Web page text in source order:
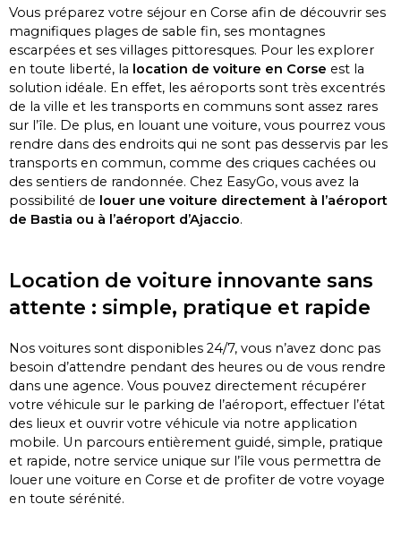
Vous préparez votre séjour en Corse afin de découvrir ses
magnifiques plages de sable fin, ses montagnes
escarpées et ses villages pittoresques. Pour les explorer
en toute liberté, la location de voiture en Corse est la
solution idéale. En effet, les aéroports sont très excentrés
de la ville et les transports en communs sont assez rares
sur l’île. De plus, en louant une voiture, vous pourrez vous
rendre dans des endroits qui ne sont pas desservis par les
transports en commun, comme des criques cachées ou
des sentiers de randonnée. Chez EasyGo, vous avez la
possibilité de louer une voiture directement à l’aéroport
de Bastia ou à l’aéroport d’Ajaccio.
Location de voiture innovante sans
attente : simple, pratique et rapide
Nos voitures sont disponibles 24/7, vous n’avez donc pas
besoin d’attendre pendant des heures ou de vous rendre
dans une agence. Vous pouvez directement récupérer
votre véhicule sur le parking de l’aéroport, effectuer l’état
des lieux et ouvrir votre véhicule via notre application
mobile. Un parcours entièrement guidé, simple, pratique
et rapide, notre service unique sur l’île vous permettra de
louer une voiture en Corse et de profiter de votre voyage
en toute sérénité.